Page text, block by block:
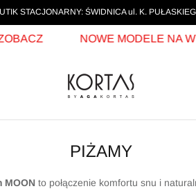
STACJONARNY: ŚWIDNICA ul. K.
NOWE MODELE NA
PIŻAMY
MOONto połączenie komfortu snu i